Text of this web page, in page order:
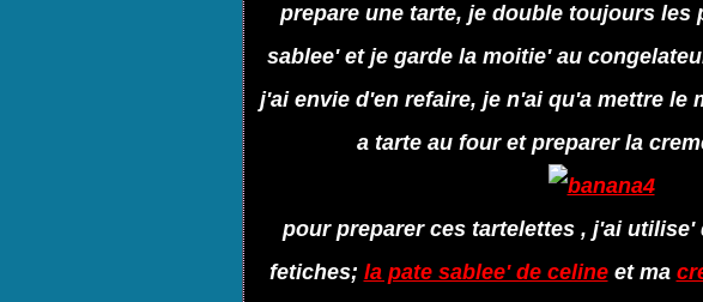
prepare une tarte, je double toujours les
sablee' et je garde la moitie' au
j'ai envie d'en refaire, je n'ai qu'a mettre le
a tarte au four et preparer la
pour preparer ces tartelettes , j'ai utilise'
fetiches; la pate sablee' de celineet ma